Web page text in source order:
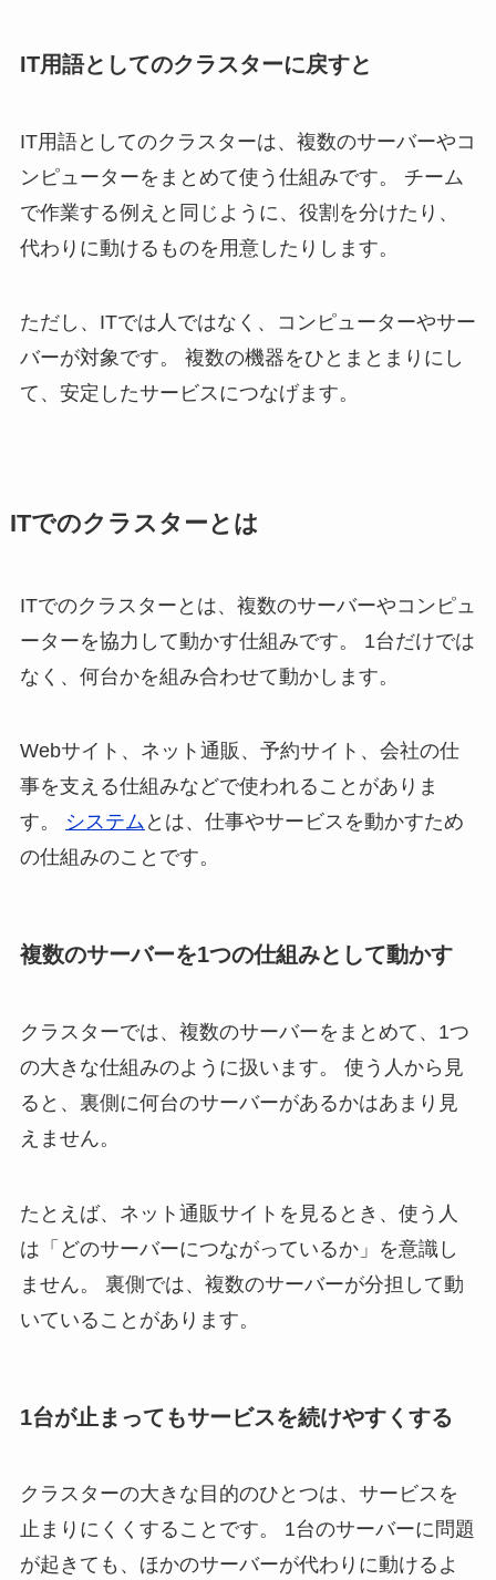
IT用語としてのクラスターに戻すと
IT用語としてのクラスターは、複数のサーバーやコ
ンピューターをまとめて使う仕組みです。 チーム
で作業する例えと同じように、役割を分けたり、
代わりに動けるものを用意したりします。
ただし、ITでは人ではなく、コンピューターやサー
バーが対象です。 複数の機器をひとまとまりにし
て、安定したサービスにつなげます。
ITでのクラスターとは
ITでのクラスターとは、複数のサーバーやコンピュ
ーターを協力して動かす仕組みです。 1台だけでは
なく、何台かを組み合わせて動かします。
Webサイト、ネット通販、予約サイト、会社の仕
事を支える仕組みなどで使われることがありま
す。
システム とは、仕事やサービスを動かすため
の仕組みのことです。
複数のサーバーを1つの仕組みとして動かす
クラスターでは、複数のサーバーをまとめて、1つ
の大きな仕組みのように扱います。 使う人から見
ると、裏側に何台のサーバーがあるかはあまり見
えません。
たとえば、ネット通販サイトを見るとき、使う人
は「どのサーバーにつながっているか」を意識し
ません。 裏側では、複数のサーバーが分担して動
いていることがあります。
1台が止まってもサービスを続けやすくする
クラスターの大きな目的のひとつは、サービスを
止まりにくくすることです。 1台のサーバーに問題
が起きても、ほかのサーバーが代わりに動けるよ